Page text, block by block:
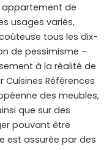
appartement de
usages variés,
tous les dix-
de pessimisme –
à la réalité de
Cuisines Références
des meubles,
que sur des
pouvant être
est assurée par des